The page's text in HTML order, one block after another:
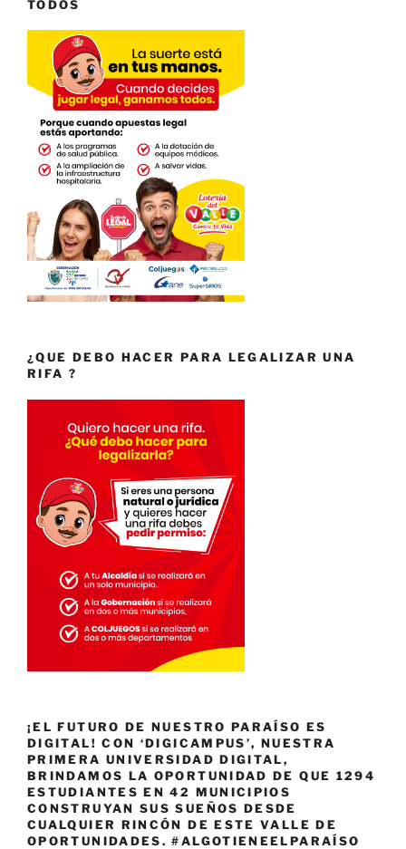
TODOS
¿QUE DEBO HACER PARA LEGALIZAR UNA
RIFA ?
¡EL FUTURO DE NUESTRO PARAÍSO ES
DIGITAL! CON ‘DIGICAMPUS’, NUESTRA
PRIMERA UNIVERSIDAD DIGITAL,
BRINDAMOS LA OPORTUNIDAD DE QUE 1294
ESTUDIANTES EN 42 MUNICIPIOS
CONSTRUYAN SUS SUEÑOS DESDE
CUALQUIER RINCÓN DE ESTE VALLE DE
OPORTUNIDADES. #ALGOTIENEELPARAÍSO